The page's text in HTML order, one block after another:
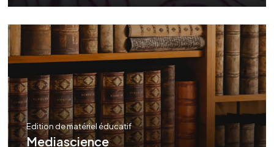
Edition de matériel éducatif
Mediascience